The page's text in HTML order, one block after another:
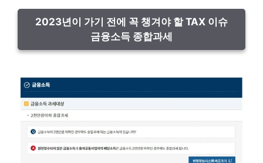
2023년이 가기 전에 꼭 챙겨야 할 TAX 이슈
금융소득 종합과세